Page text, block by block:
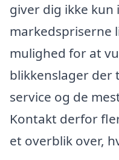
giver dig ikke kun
markedspriserne
mulighed for at
blikkenslager der
service og de
Kontakt derfor
et overblik over,